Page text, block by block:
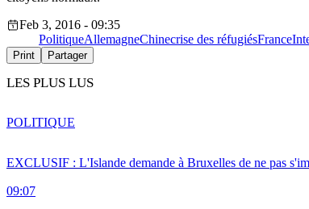
Feb 3, 2016 - 09:35
PolitiqueAllemagneChinecrise des réfugiésFrance
Print Partager
LES PLUS LUS
EXCLUSIF : L'Islande demande à Bruxelles de ne pas
09:07
POLITIQUE